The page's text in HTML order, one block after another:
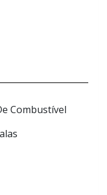
Combustível